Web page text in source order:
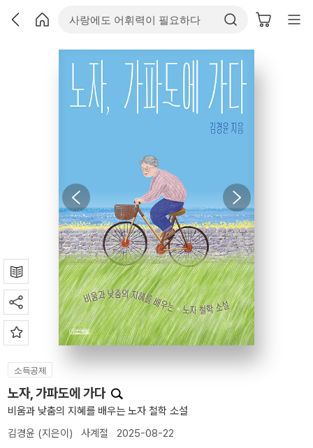
소득공제
노자, 가파도에 가다
비움과 낮춤의 지혜를 배우는 노자 철학 소설
김경윤 (지은이) 사계절 2025-08-22